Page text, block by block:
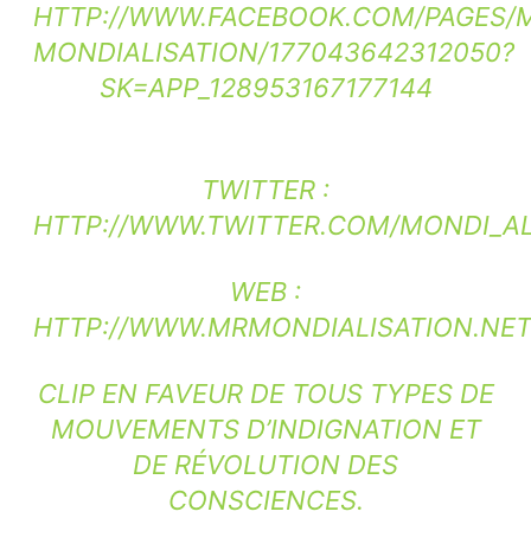
HTTP://WWW.FACEBOOK.COM/PAGES/
MONDIALISATION/177043642312050?
SK=APP_128953167177144
TWITTER :
HTTP://WWW.TWITTER.COM/
WEB :
HTTP://WWW.MRMONDIALISATION.NET
CLIP EN FAVEUR DE TOUS TYPES DE
MOUVEMENTS D’INDIGNATION ET
DE RÉVOLUTION DES
CONSCIENCES.